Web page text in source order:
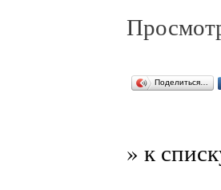
Поделиться…
» к